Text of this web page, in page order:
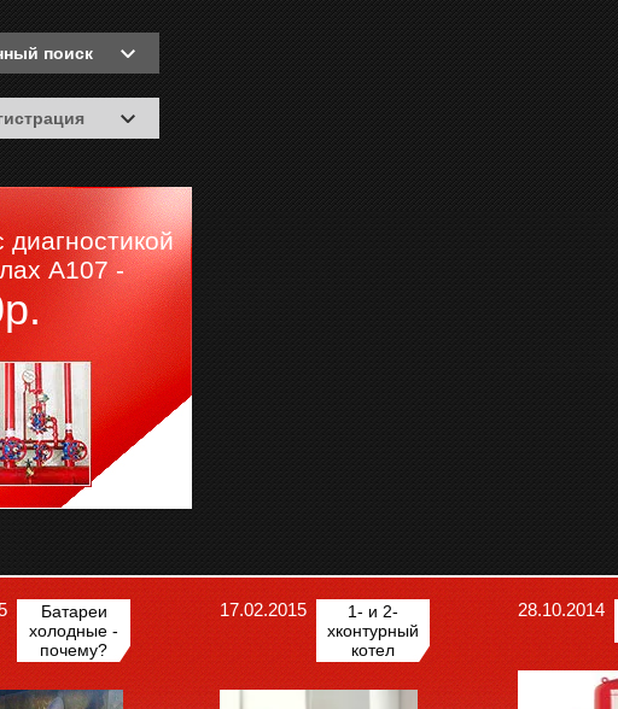
поиск
диагностикой
А107 -
Батареи
холодные -
почему?
17.02.2015
1- и 2-
хконтурный
котел
28.10.2014
любой удобный
Telegram